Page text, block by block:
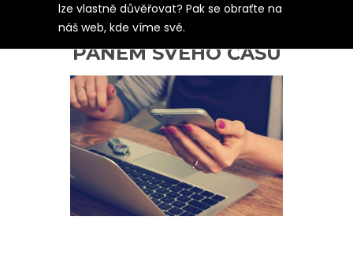
lze vlastně důvěřovat? Pak se obraťte na
náš web, kde víme své.
VYDĚLEJTE SI LEPŠÍ
PENÍZE A BUĎTE SI
PÁNEM SVÉHO ČASU